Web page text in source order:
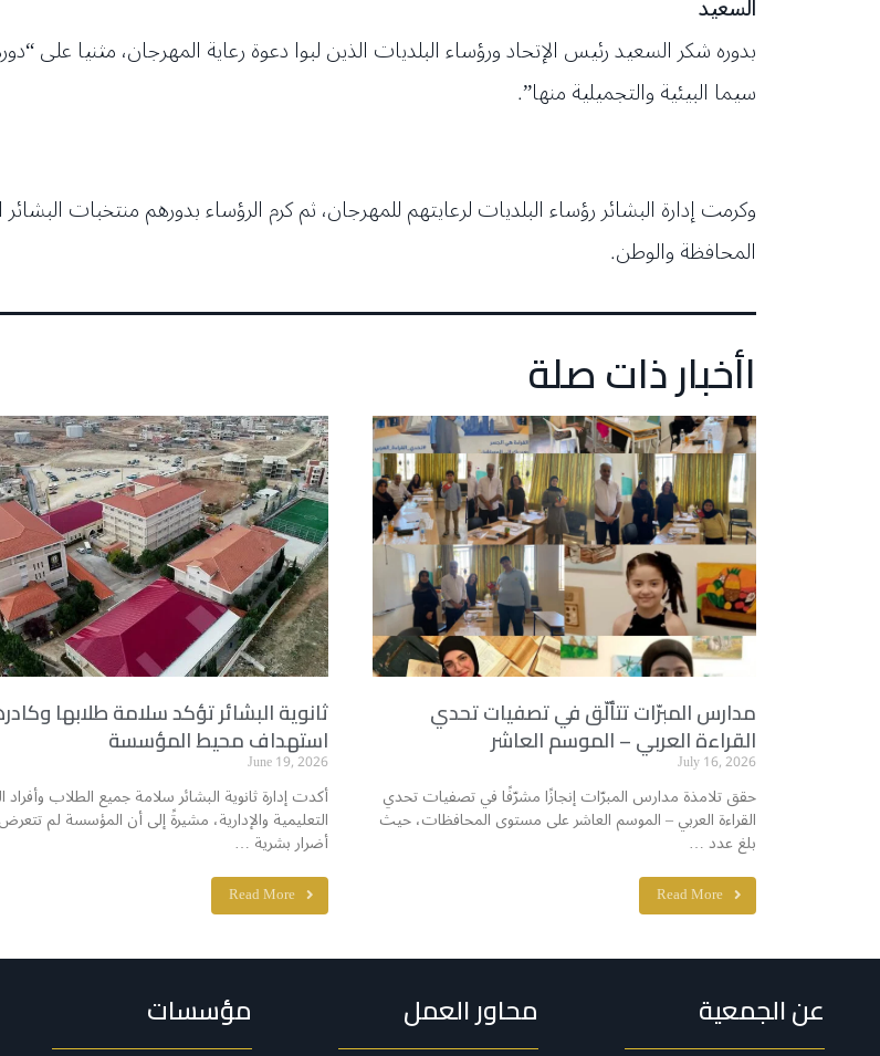
السعيد
بدوره شكر السعيد رئيس الإتحاد ورؤساء البلديات الذين لبوا دعوة رعاية المهرجان، مثنيا على
سيما البيئية والتجميلية منها”.
وكرمت إدارة البشائر رؤساء البلديات لرعايتهم للمهرجان، ثم كرم الرؤساء بدورهم منتخبات
المحافظة والوطن.
اأخبار ذات صلة
مدارس المبرّات تتألّق في تصفيات تحدي
القراءة العربي – الموسم العاشر
July 16, 2026
حقق تلامذة مدارس المبرّات إنجازًا مشرّفًا في تصفيات تحدي
القراءة العربي – الموسم العاشر على مستوى المحافظات، حيث
بلغ عدد …
Read More
ثانوية البشائر تؤكد سلامة طلابها
استهداف محيط المؤسسة
June 19, 2026
أكدت إدارة ثانوية البشائر سلامة جميع الطلاب وأفراد
التعليمية والإدارية، مشيرةً إلى أن المؤسسة لم
أضرار بشرية …
Read More
عن الجمعية محاور العمل مؤسسات